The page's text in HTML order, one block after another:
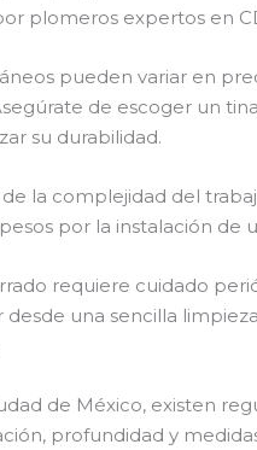
plomeros expertos en
pueden variar en
de escoger un
su durabilidad.
la complejidad del
por la instalación de
requiere cuidado
una sencilla
de México, existen
profundidad y